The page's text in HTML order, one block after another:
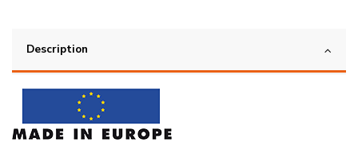
Description